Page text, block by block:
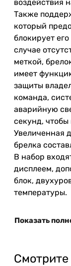
воздействия
Также
который
блокирует
случае
меткой,
имеет
защиты
команда,
аварийную
секунд,
Увеличенная
брелка
В набор
дисплеем,
блок,
температуры.
Показать